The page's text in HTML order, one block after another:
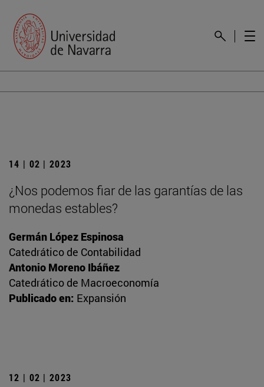
14 | 02 | 2023
¿Nos podemos fiar de las garantías de las
monedas estables?
Germán López Espinosa
Catedrático de Contabilidad
Antonio Moreno Ibáñez
Catedrático de Macroeconomía
Publicado en: Expansión
12 | 02 | 2023